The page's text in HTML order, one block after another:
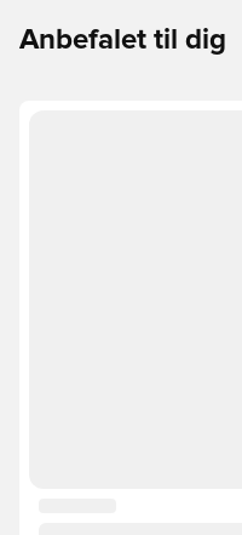
Anbefalet til dig